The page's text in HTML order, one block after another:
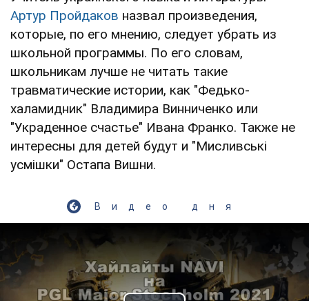
Артур Пройдаков назвал произведения,
которые, по его мнению, следует убрать из
школьной программы. По его словам,
школьникам лучше не читать такие
травматические истории, как "Федько-
халамидник" Владимира Винниченко или
"Украденное счастье" Ивана Франко. Также не
интересны для детей будут и "Мисливські
усмішки" Остапа Вишни.
Видео дня